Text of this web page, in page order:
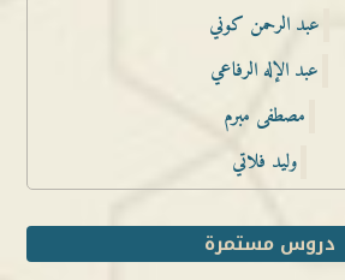
عبد الرحمن كوني
عبد الإله الرفاعي
مصطفى مبرم
وليد فلاتي
دروس مستمرة